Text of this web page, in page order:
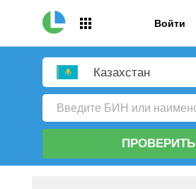
Войти
Казахстан
ПРОВЕРИТЬ